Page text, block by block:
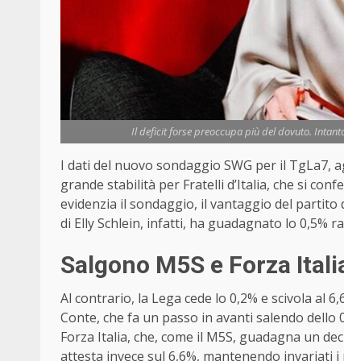
Il deficit forse preoccupa più del dovuto.
I dati del nuovo sondaggio SWG per il TgLa7,
grande stabilità per Fratelli d’Italia, che si
evidenzia il sondaggio, il vantaggio del
di Elly Schlein, infatti, ha guadagnato lo 0,5%
Salgono M5S e Forza
Al contrario, la Lega cede lo 0,2% e scivola al
Conte, che fa un passo in avanti salendo dello
Forza Italia, che, come il M5S, guadagna un
attesta invece sul 6,6%, mantenendo